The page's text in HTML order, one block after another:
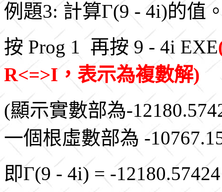
例題3: 計算Γ(9 - 4i)的值
按 Prog 1 再按 9 - 4i EXE
R<=>I，表示為複數解)
(顯示實數部為-
一個根虛數部為 -
即Γ(9 - 4i) = -